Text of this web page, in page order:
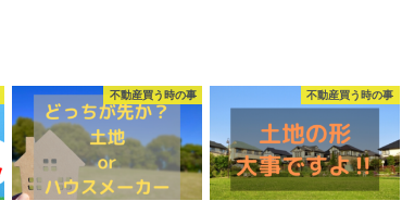
不動産買う時の事 不動産買う時の事